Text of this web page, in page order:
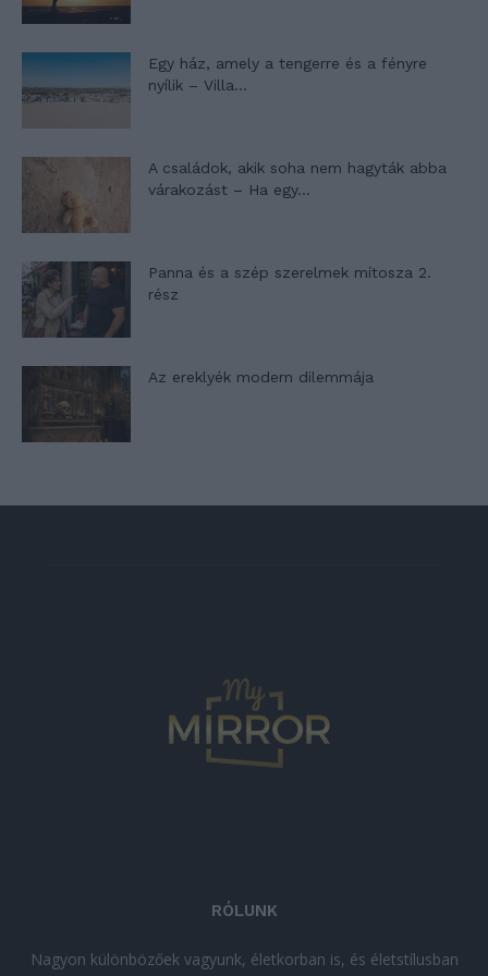
Egy ház, amely a tengerre és a fényre
nyílik – Villa...
A családok, akik soha nem hagyták abba
várakozást – Ha egy...
Panna és a szép szerelmek mítosza 2.
rész
Az ereklyék modern dilemmája
RÓLUNK
Nagyon különbözőek vagyunk, életkorban is, és életstílusban